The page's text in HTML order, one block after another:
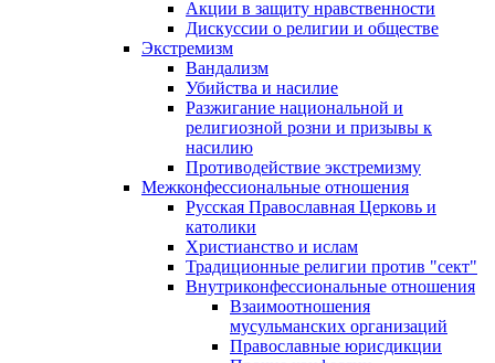
Акции в защиту нравственности
Дискуссии о религии и обществе
Экстремизм
Вандализм
Убийства и насилие
Разжигание национальной и
религиозной розни и призывы к
насилию
Противодействие экстремизму
Межконфессиональные отношения
Русская Православная Церковь и
католики
Христианство и ислам
Традиционные религии против "сект"
Внутриконфессиональные отношения
Взаимоотношения
мусульманских организаций
Православные юрисдикции